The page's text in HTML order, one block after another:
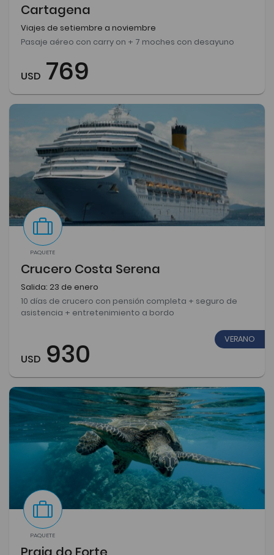
Cartagena
Viajes de setiembre a noviembre
Pasaje aéreo con carry on + 7 moches con desayuno
USD 769
PAQUETE
Crucero Costa Serena
Salida: 23 de enero
10 días de crucero con pensión completa + seguro de
asistencia + entretenimiento a bordo
VERANO
USD 930
PAQUETE